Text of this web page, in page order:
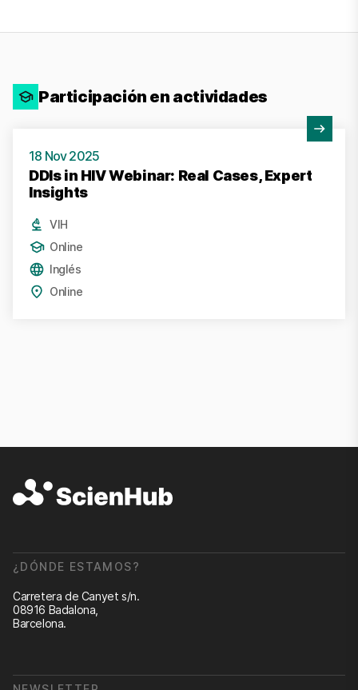
Participación en actividades
18 Nov 2025
DDIs in HIV Webinar: Real Cases, Expert
Insights
VIH
Online
Inglés
Online
¿DÓNDE ESTAMOS?
Carretera de Canyet s/n.
08916 Badalona,
Barcelona.